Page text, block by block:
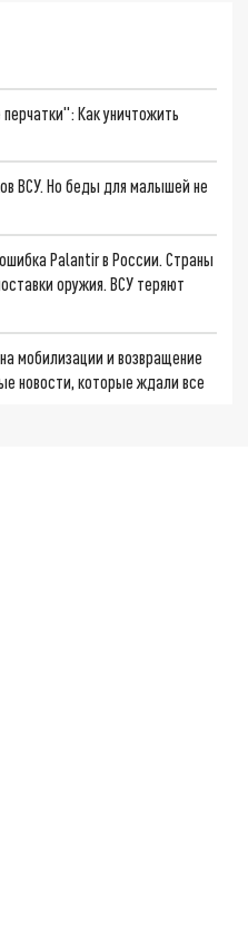
Как уничтожить
ВСУ. Но беды для малышей не
Palantir в России. Страны
оружия. ВСУ теряют
мобилизации и возвращение
новости, которые ждали все